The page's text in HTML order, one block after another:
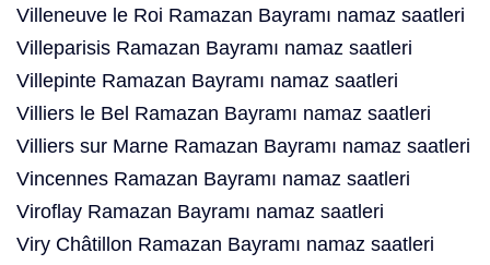
Villeneuve le Roi Ramazan Bayramı namaz saatleri
Villeparisis Ramazan Bayramı namaz saatleri
Villepinte Ramazan Bayramı namaz saatleri
Villiers le Bel Ramazan Bayramı namaz saatleri
Villiers sur Marne Ramazan Bayramı namaz saatleri
Vincennes Ramazan Bayramı namaz saatleri
Viroflay Ramazan Bayramı namaz saatleri
Viry Châtillon Ramazan Bayramı namaz saatleri